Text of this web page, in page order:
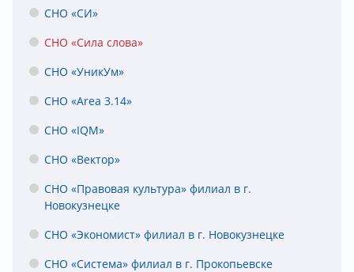
СНО «СИ»
СНО «Сила слова»
СНО «УникУм»
СНО «Area 3.14»
СНО «IQM»
СНО «Вектор»
СНО «Правовая культура» филиал в г.
Новокузнецке
СНО «Экономист» филиал в г. Новокузнецке
СНО «Система» филиал в г. Прокопьевске